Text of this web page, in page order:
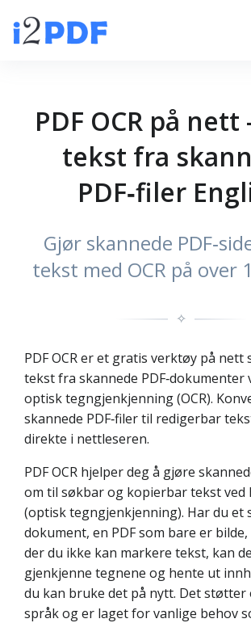
PDF OCR på nett
tekst fra
PDF‑filer
Gjør skannede
tekst med OCR på over
✧
PDF OCR er et gratis verktøy på
tekst fra skannede PDF‑dokumenter
optisk tegngjenkjenning (OCR).
skannede PDF‑filer til redigerbar
direkte i nettleseren.
PDF OCR hjelper deg å gjøre
om til søkbar og kopierbar tekst ved
(optisk tegngjenkjenning). Har du et
dokument, en PDF som bare er bilde,
der du ikke kan markere tekst, kan
gjenkjenne tegnene og hente ut
du kan bruke det på nytt. Det støtter
språk og er laget for vanlige behov